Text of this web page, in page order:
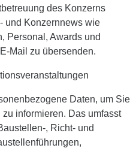
des Konzerns
und Konzernnews wie
Personal, Awards und
Mail zu übersenden.
Daten, um Sie
informieren. Das umfasst
, Richt- und